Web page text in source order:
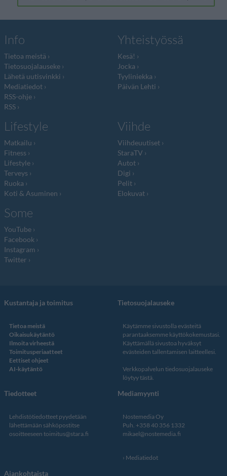
Info
Tietoa meistä
Tietosuojalauseke
Lähetä uutisvinkki
Mediatiedot
RSS-ohje
RSS
Yhteistyössä
Kesä!
Jocka
Tyyliniekka
Päivän Lehti
Lifestyle
Matkailu
Fitness
Lifestyle
Terveys
Ruoka
Koti & Asuminen
Viihde
Viihdeuutiset
StaraTV
Autot
Digi
Pelit
Elokuvat
Some
YouTube
Facebook
Instagram
Twitter
Kustantaja ja toimitus
Tietoa meistä
Oikaisukäytäntö
Ilmoita virheestä
Toimitusperiaatteet
Eettiset ohjeet
AI-käytäntö
Tietosuojalauseke
Käytämme sivustolla evästeitä
parantaaksemme käyttökokemustasi.
Käyttämällä sivustoa hyväksyt
evästeiden tallentamisen laitteellesi.
Verkkopalvelun tiedosuojalauseke
löytyy tästä.
Tiedotteet
Lehdistötiedotteet pyydetään
lähettämään sähköpostitse
osoitteeseen toimitus@stara.fi
Mediamyynti
Nostemedia Oy
Puh. +358 40 356 1332
mikael@nostemedia.fi
Mediatiedot
Ajankohtaista